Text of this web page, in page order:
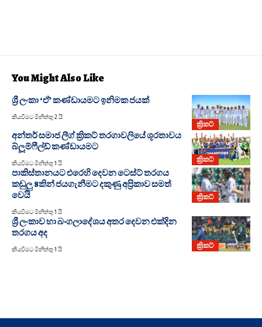
You Might Also Like
ක්‍රිකට්
ශ්‍රී ලංකා ‘ඒ’ කණ්ඩායමට ඉනිමක ජයක්
කියවීමට මිනිත්තු 2 යි
ක්‍රිකට්
අන්තර් සමාජ ලීග් ක්‍රිකට් තරගාවලියේ ශූරතාවය
බ්ලූම්ෆීල්ඩ් කණ්ඩායමට
කියවීමට මිනිත්තු 1 යි
ක්‍රිකට්
පාකිස්තානයට එරෙහි දෙවන ටෙස්ට් තරගය
කඩුලු 8කින් ජයගැනීමට දකුණු අප්‍රිකාව සමත්
වෙයි
කියවීමට මිනිත්තු 1 යි
ක්‍රිකට්
ශ්‍රී ලංකාව හා බංගලාදේශය අතර දෙවන එක්දින
තරගය අද
කියවීමට මිනිත්තු 1 යි